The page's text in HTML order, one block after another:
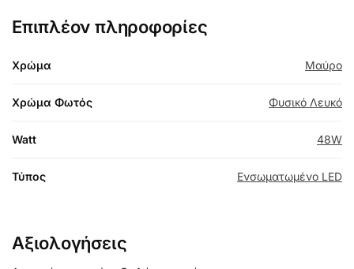
Επιπλέον πληροφορίες
Χρώμα Μαύρο
Χρώμα Φωτός Φυσικό Λευκό
Watt 48W
Τύπος Ενσωματωμένο LED
Αξιολογήσεις